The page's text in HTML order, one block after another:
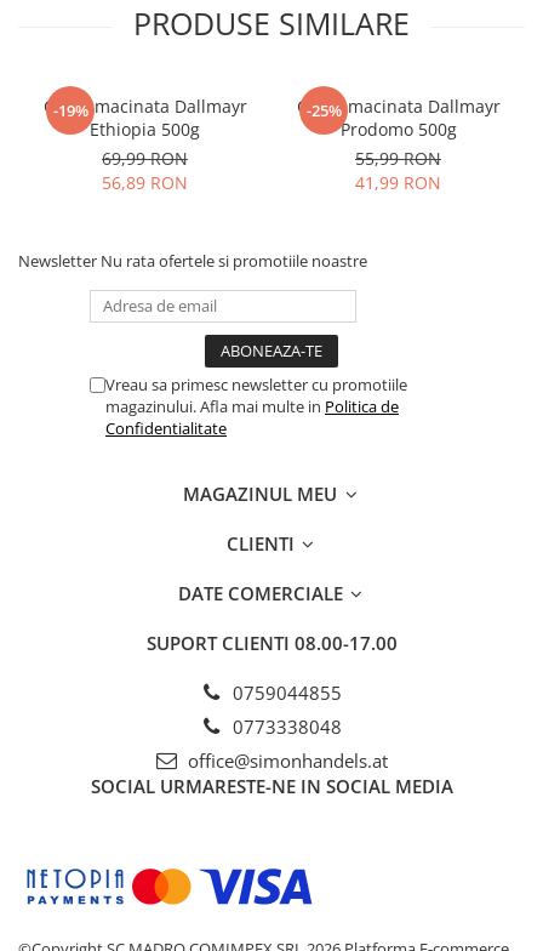
PRODUSE SIMILARE
-19%
Cafea macinata Dallmayr
Ethiopia 500g
69,99 RON
56,89 RON
-25%
Cafea macinata Dallmayr
Prodomo 500g
55,99 RON
41,99 RON
Newsletter Nu rata ofertele si promotiile noastre
Vreau sa primesc newsletter cu promotiile
magazinului. Afla mai multe in Politica de
Confidentialitate
MAGAZINUL MEU
CLIENTI
DATE COMERCIALE
SUPORT CLIENTI 08.00-17.00
0759044855
0773338048
office@simonhandels.at
SOCIAL URMARESTE-NE IN SOCIAL MEDIA